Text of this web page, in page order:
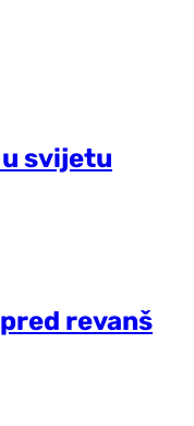
svijetu
revanš